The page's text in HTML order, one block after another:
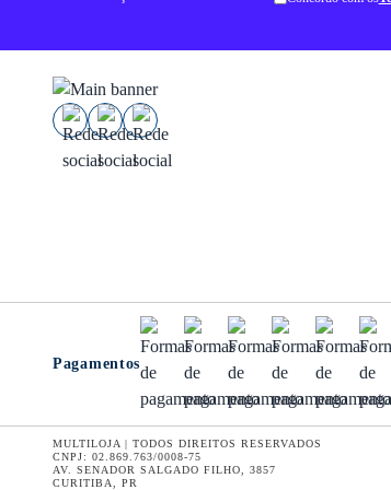
Pagamentos
MULTILOJA | TODOS DIREITOS RESERVADOS
CNPJ: 02.869.763/0008-75
AV. SENADOR SALGADO FILHO, 3857
CURITIBA, PR